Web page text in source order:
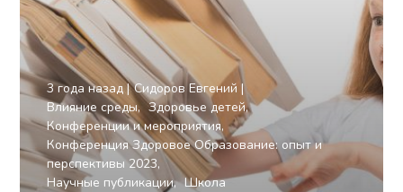
3 года назад
Сидоров Евгений
Влияние среды
Здоровье детей
Конференции и мероприятия
Конференция Здоровое Образование: опыт и
перспективы 2023
Научные публикации
Школа